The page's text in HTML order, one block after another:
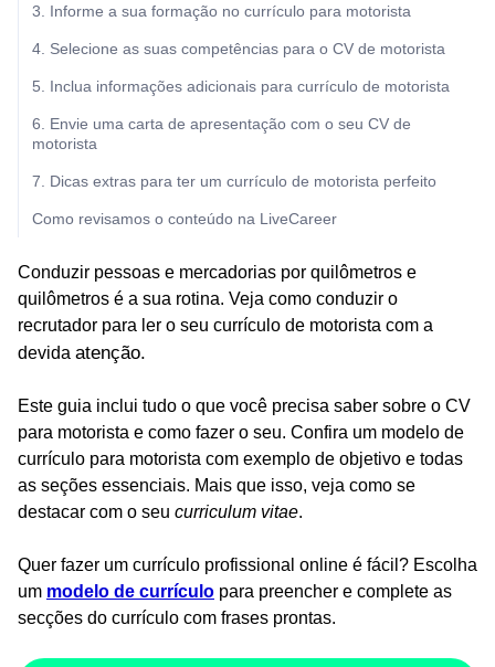
3. Informe a sua formação no currículo para motorista
4. Selecione as suas competências para o CV de motorista
5. Inclua informações adicionais para currículo de motorista
6. Envie uma carta de apresentação com o seu CV de
motorista
7. Dicas extras para ter um currículo de motorista perfeito
Como revisamos o conteúdo na LiveCareer
Conduzir pessoas e mercadorias por quilômetros e
quilômetros é a sua rotina. Veja como conduzir o
recrutador para ler o seu currículo de motorista com a
devida atenção.
Este guia inclui tudo o que você precisa saber sobre o CV
para motorista e como fazer o seu. Confira um modelo de
currículo para motorista com exemplo de objetivo e todas
as seções essenciais. Mais que isso, veja como se
destacar com o seu curriculum vitae.
Quer fazer um currículo profissional online é fácil? Escolha
um modelo de currículo para preencher e complete as
secções do currículo com frases prontas.